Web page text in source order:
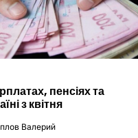
пенсіях та
з квітня
Валерий